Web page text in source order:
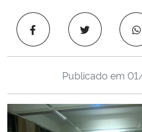
Ministério da Educação
Ministério de Minas e Energia
Publicado em